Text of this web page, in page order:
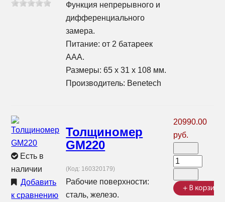
Функция непрерывного и
дифференциального
замера.
Питание: от 2 батареек
ААА.
Размеры: 65 х 31 х 108 мм.
Производитель: Benetech
Есть в
наличии
Добавить
к сравнению
Толщиномер
GM220
(Код: 160320179)
Рабочие поверхности:
сталь, железо.
20990.00
руб.